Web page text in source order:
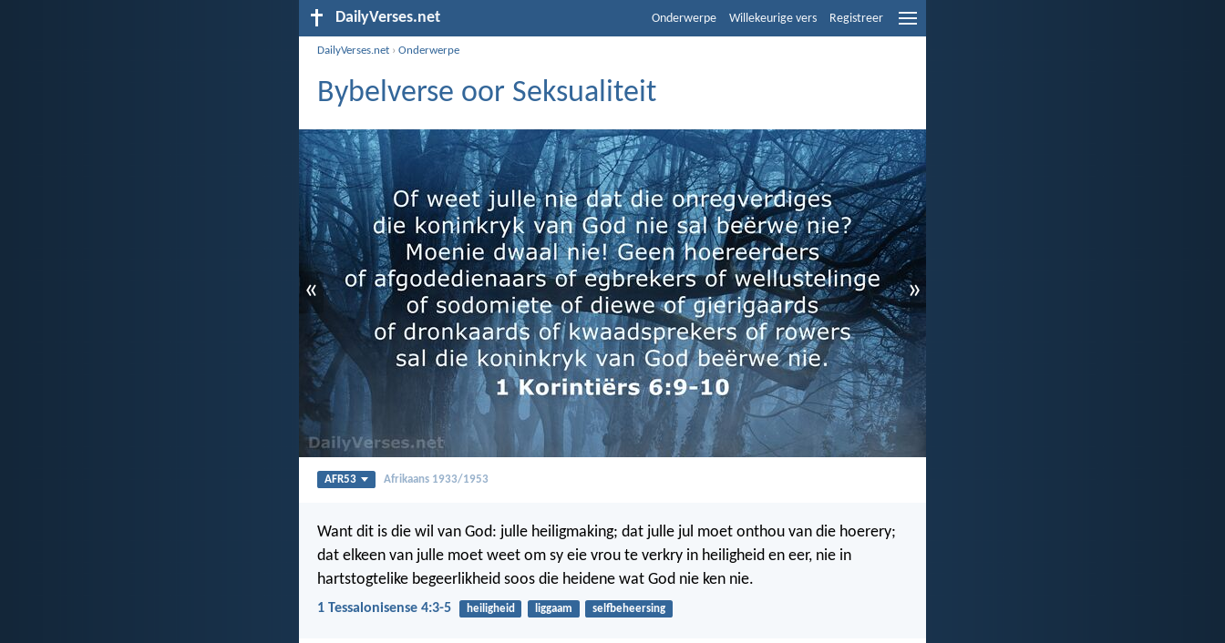
DailyVerses.net Onderwerpe Willekeurige vers Registreer
DailyVerses.net ›Onderwerpe
Bybelverse oor Seksualiteit
« »
AFR53 Afrikaans 1933/1953
Want dit is die wil van God: julle heiligmaking; dat julle jul moet onthou van die hoerery;
dat elkeen van julle moet weet om sy eie vrou te verkry in heiligheid en eer, nie in
hartstogtelike begeerlikheid soos die heidene wat God nie ken nie.
1 Tessalonisense 4:3-5 heiligheid liggaam selfbeheersing